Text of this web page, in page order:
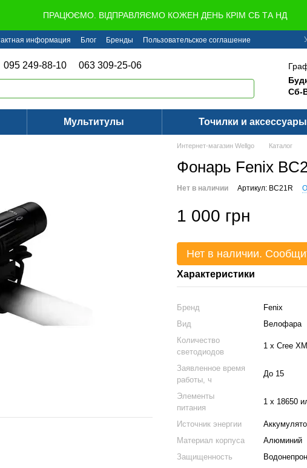
ПРАЦЮЄМО. ВІДПРАВЛЯЄМО КОЖЕН ДЕНЬ КРІМ СБ ТА НД
информация Блог Бренды Пользовательское соглашение
095 249-88-10 063 309-25-06
Сб-
Мультитулы Точилки и аксессуары
Интернет-магазин Wellgo Каталог
Фонарь Fenix
Нет в наличии Артикул: BC21R
1 000 грн
Нет в наличии.
Характеристики
Бренд
Fenix
Вид
Велофара
Количество
светодиодов
1 х Cree
Заявленное время
работы, ч
До 15
Элементы
питания
1 x 18650
Источник энергии
Материал корпуса
Алюминий
Защищенность